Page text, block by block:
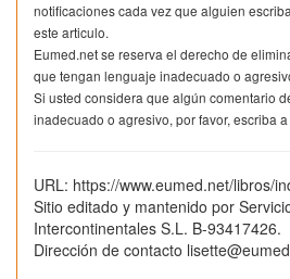
notificaciones cada vez que alguien
este articulo.
Eumed.net se reserva el derecho de
que tengan lenguaje inadecuado o
Si usted considera que algún comentario
inadecuado o agresivo, por favor, escriba
URL: https://www.eumed.net/libros/
Sitio editado y mantenido por
Intercontinentales S.L. B-93417426.
Dirección de contacto